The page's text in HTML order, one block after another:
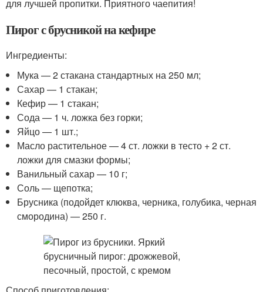
для лучшей пропитки. Приятного чаепития!
Пирог с брусникой на кефире
Ингредиенты:
Мука — 2 стакана стандартных на 250 мл;
Сахар — 1 стакан;
Кефир — 1 стакан;
Сода — 1 ч. ложка без горки;
Яйцо — 1 шт.;
Масло растительное — 4 ст. ложки в тесто + 2 ст.
ложки для смазки формы;
Ванильный сахар — 10 г;
Соль — щепотка;
Брусника (подойдет клюква, черника, голубика, черная
смородина) — 250 г.